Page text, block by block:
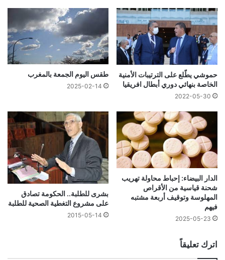
حموشي يطّلع على الترتيبات الأمنية
الخاصة بنهائي دوري أبطال افريقيا
2022-05-30
طقس اليوم الجمعة بالمغرب
2025-02-14
الدار البيضاء: إحباط محاولة تهريب
شحنة قياسية من الأقراص
المهلوسة وتوقيف أربعة مشتبه
فيهم
2025-05-23
بشرى للطلبة.. الحكومة تصادق
على مشروع التغطية الصحية للطلبة
2015-05-14
اترك تعليقاً